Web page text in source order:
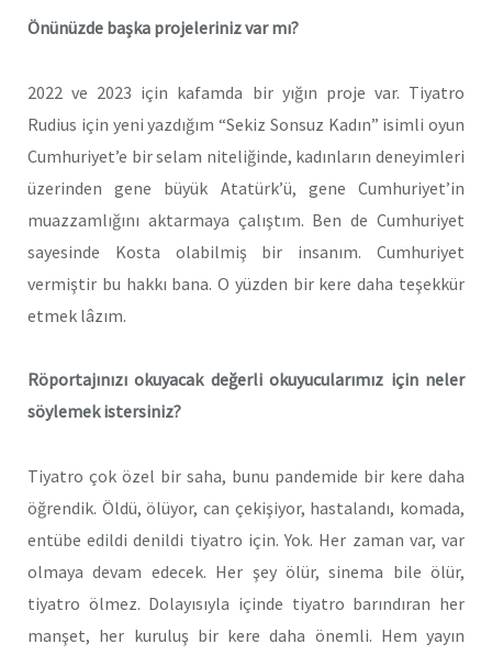
Önünüzde başka projeleriniz var mı?
2022 ve 2023 için kafamda bir yığın proje var. Tiyatro
Rudius için yeni yazdığım “Sekiz Sonsuz Kadın” isimli oyun
Cumhuriyet’e bir selam niteliğinde, kadınların deneyimleri
üzerinden gene büyük Atatürk’ü, gene Cumhuriyet’in
muazzamlığını aktarmaya çalıştım. Ben de Cumhuriyet
sayesinde Kosta olabilmiş bir insanım. Cumhuriyet
vermiştir bu hakkı bana. O yüzden bir kere daha teşekkür
etmek lâzım.
Röportajınızı okuyacak değerli okuyucularımız için neler
söylemek istersiniz?
Tiyatro çok özel bir saha, bunu pandemide bir kere daha
öğrendik. Öldü, ölüyor, can çekişiyor, hastalandı, komada,
entübe edildi denildi tiyatro için. Yok. Her zaman var, var
olmaya devam edecek. Her şey ölür, sinema bile ölür,
tiyatro ölmez. Dolayısıyla içinde tiyatro barındıran her
manşet, her kuruluş bir kere daha önemli. Hem yayın